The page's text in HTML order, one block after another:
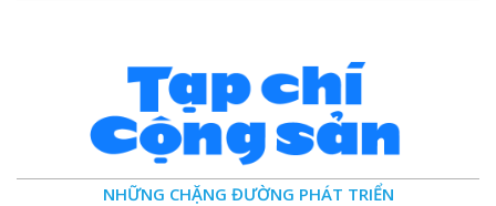
NHỮNG CHẶNG ĐƯỜNG PHÁT TRIỂN